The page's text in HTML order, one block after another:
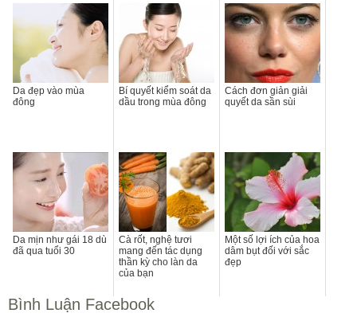
Da đẹp vào mùa
đông
Bí quyết kiểm soát da
dầu trong mùa đông
Cách đơn giản giải
quyết da sần sùi
Da mịn như gái 18 dù
đã qua tuổi 30
Cà rốt, nghệ tươi
mang đến tác dụng
thần kỳ cho làn da
của bạn
Một số lợi ích của hoa
dâm bụt đối với sắc
đẹp
Bình Luận Facebook